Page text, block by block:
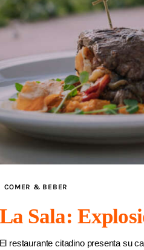
COMER & BEBER
La Sala:
El restaurante citadino presenta su